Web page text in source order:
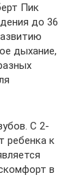
Пик
до 36
дыхание,
С 2-
ребенка к
в